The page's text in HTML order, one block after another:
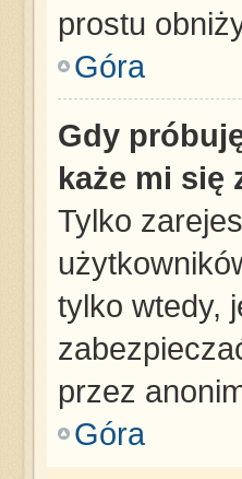
prostu
Góra
Gdy
każe mi się
Tylko
tylko wtedy,
przez
Góra